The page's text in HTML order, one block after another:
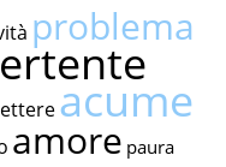
problema
acume
amore paura